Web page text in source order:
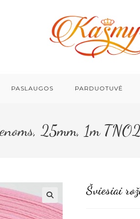
PASLAUGOS PARDUOTUVĖ
25mm, 1m
Šviesiai